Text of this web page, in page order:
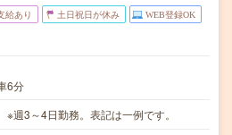
給あり 土日祝日が休み WEB登録OK
6分
週3～4日勤務。表記は一例です。